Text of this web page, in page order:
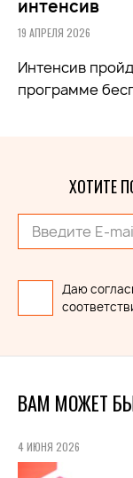
интенсив
19 АПРЕЛЯ 2026
Интенсив
программе
ХОТИТЕ
Даю
ВАМ МОЖЕТ
4 ИЮНЯ 2026